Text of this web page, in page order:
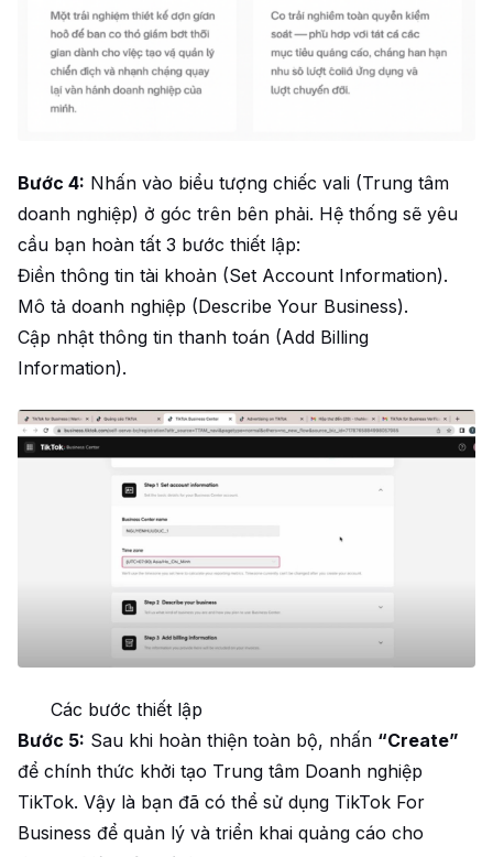
Bước 4: Nhấn vào biểu tượng chiếc vali (Trung tâm
doanh nghiệp) ở góc trên bên phải. Hệ thống sẽ yêu
cầu bạn hoàn tất 3 bước thiết lập:
Điền thông tin tài khoản (Set Account Information).
Mô tả doanh nghiệp (Describe Your Business).
Cập nhật thông tin thanh toán (Add Billing
Information).
Các bước thiết lập
Bước 5: Sau khi hoàn thiện toàn bộ, nhấn “Create”
để chính thức khởi tạo Trung tâm Doanh nghiệp
TikTok. Vậy là bạn đã có thể sử dụng TikTok For
Business để quản lý và triển khai quảng cáo cho